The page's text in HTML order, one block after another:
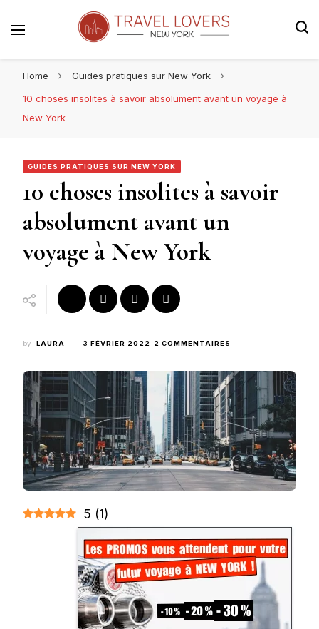
Home
Guides pratiques sur New York
10 choses insolites à savoir absolument avant un voyage à
New York
GUIDES PRATIQUES SUR NEW YORK
10 choses insolites à savoir
absolument avant un
voyage à New York
by LAURA 3 FÉVRIER 2022 2 COMMENTAIRES
INSOLITES
À
SAVOIR
ABSOLUMENT
AVANT
UN
VOYAGE
À
NEW
YORK
5 (1 )